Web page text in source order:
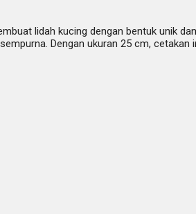
lidah kucing dengan bentuk unik
Dengan ukuran 25 cm, cetakan